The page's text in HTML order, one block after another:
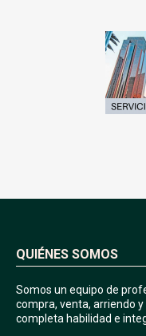
QUIÉNES SOMOS
Somos un equipo de
compra, venta, arriendo
completa habilidad e